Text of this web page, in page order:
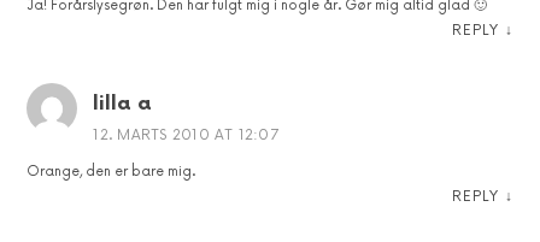
Ja! Forårslysegrøn. Den har fulgt mig i nogle år. Gør mig altid glad 🙂
REPLY ↓
lilla a
12. MARTS 2010 AT 12:07
Orange, den er bare mig.
REPLY ↓